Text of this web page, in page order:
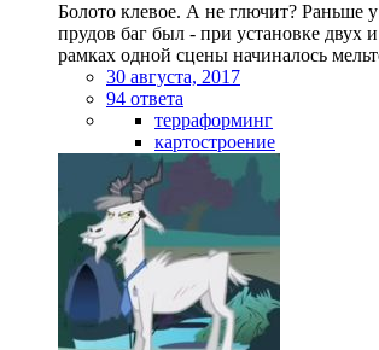
Болото клевое. А не глючит? Раньше
прудов баг был - при установке двух
рамках одной сцены начиналось
30 августа, 2017
94 ответа
терраформинг
картостроение